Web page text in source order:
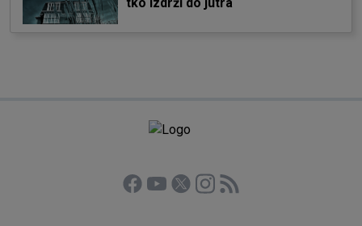
tko izdrži do jutra